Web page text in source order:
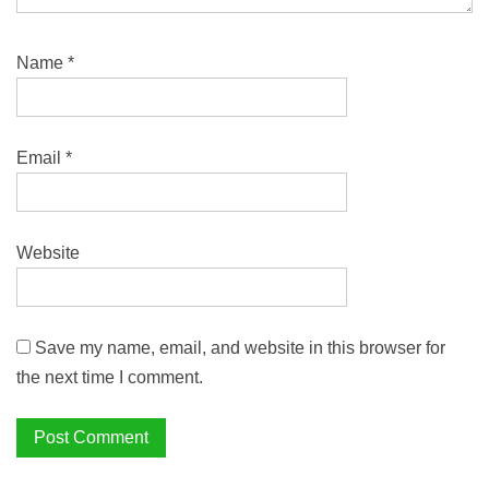
Name *
Email *
Website
Save my name, email, and website in this browser for
the next time I comment.